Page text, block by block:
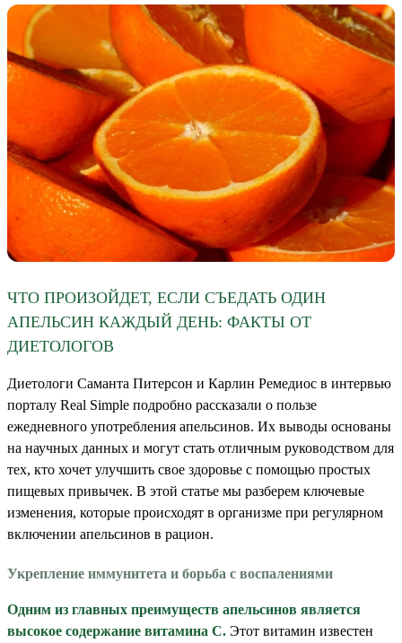
ЧТО ПРОИЗОЙДЕТ, ЕСЛИ СЪЕДАТЬ ОДИН
АПЕЛЬСИН КАЖДЫЙ ДЕНЬ: ФАКТЫ ОТ
ДИЕТОЛОГОВ
Диетологи Саманта Питерсон и Карлин Ремедиос в интервью
порталу Real Simple подробно рассказали о пользе
ежедневного употребления апельсинов. Их выводы основаны
на научных данных и могут стать отличным руководством для
тех, кто хочет улучшить свое здоровье с помощью простых
пищевых привычек. В этой статье мы разберем ключевые
изменения, которые происходят в организме при регулярном
включении апельсинов в рацион.
Укрепление иммунитета и борьба с воспалениями
Одним из главных преимуществ апельсинов является
высокое содержание витамина С. Этот витамин известен